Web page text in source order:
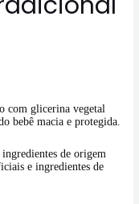
com glicerina vegetal
bebê macia e protegida.
de origem
e ingredientes de